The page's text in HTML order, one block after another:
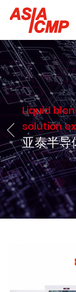
亚
泰
半
导
体
设
备
Liquid
solution
亚泰半导